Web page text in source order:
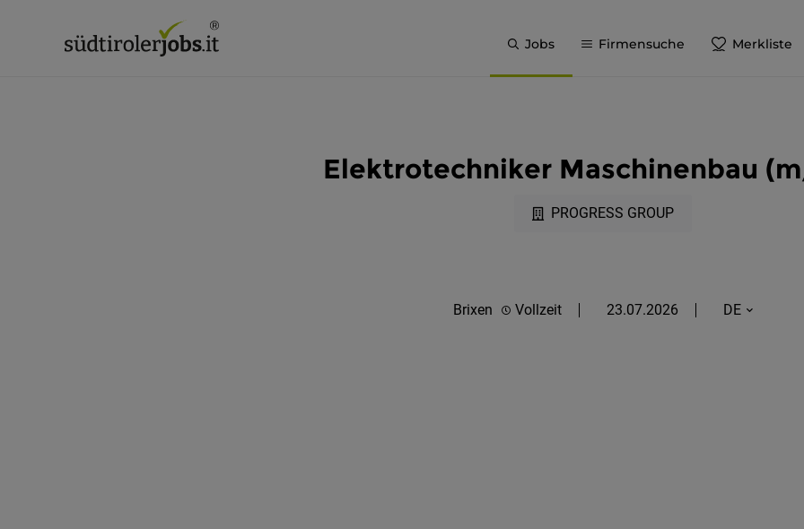
Jobs Firmensuche Merkliste
Elektrotechniker Maschinenbau
PROGRESS GROUP
Brixen Vollzeit 23.07.2026 DE